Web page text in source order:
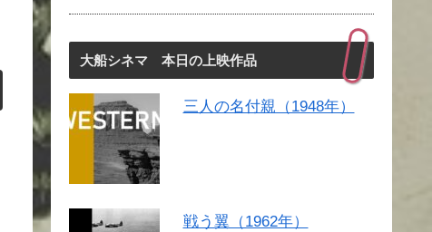
大船シネマ 本日の上映作品
三人の名付親（1948年）
戦う翼（1962年）